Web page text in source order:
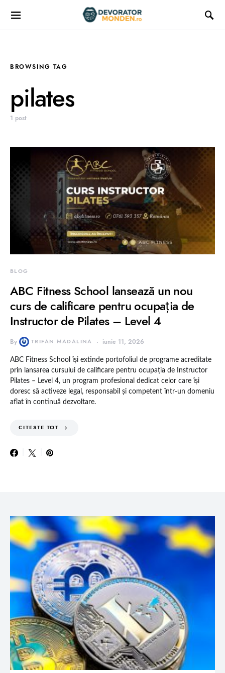
BROWSING TAG
pilates
1 post
BLOG
ABC Fitness School lansează un nou
curs de calificare pentru ocupația de
Instructor de Pilates – Level 4
By TRIFAN MADALINA iunie 11, 2026
ABC Fitness School își extinde portofoliul de programe acreditate
prin lansarea cursului de calificare pentru ocupația de Instructor
Pilates – Level 4, un program profesional dedicat celor care își
doresc să activeze legal, responsabil și competent într-un domeniu
aflat în continuă dezvoltare.
CITESTE TOT